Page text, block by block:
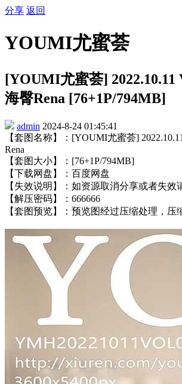
分享 返回
YOUMI尤蜜荟
[YOUMI尤蜜荟] 2022.10.11
海臀Rena [76+1P/794MB]
admin 2024-8-24 01:45:41
【套图名称】：[YOUMI尤蜜荟]
Rena
【套图大小】：[76+1P/794MB]
【下载网盘】：百度网盘
【失效说明】：如资源取消分享或者失效
【解压密码】：666666
【套图预览】：预览图经过压缩处理，压